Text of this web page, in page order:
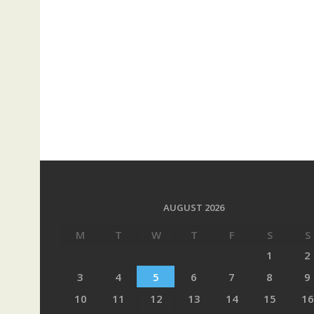
AUGUST 2026
M T W T F S
S
1
2
3
4 5 6 7 8
9
10
11 12 13 14 15
16